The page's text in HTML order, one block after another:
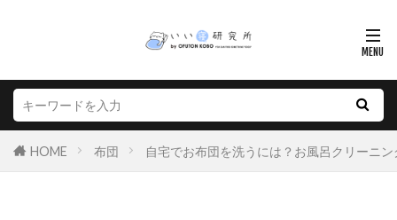
HOME 布団 自宅でお布団を洗うには？お風呂クリーニ